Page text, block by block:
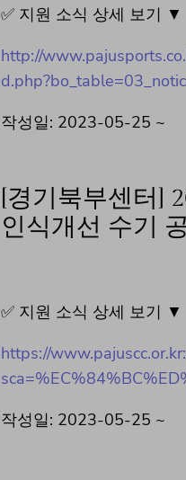
✅ 지원 소식 상세 보기 ▼
http://
작성일: 2023-05-25 ~
[경기북부센터]
인식개선 수기
✅ 지원 소식 상세 보기 ▼
https://
작성일: 2023-05-25 ~